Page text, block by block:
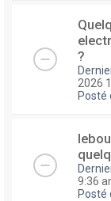
?
2026
Posté
9:36
Posté